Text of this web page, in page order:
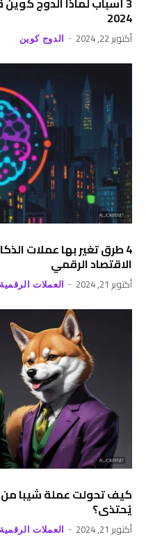
2024
أكتوبر 22, 2024 الدوج كوين
4 طرق تغير بها عملات
الاقتصاد الرقمي
أكتوبر 21, 2024 العملات الرقمية
كيف تحولت عملة شيبا من
يُحتذى؟
أكتوبر 21, 2024 العملات الرقمية